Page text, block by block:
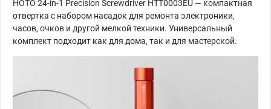
HOTO 24-in-1 Precision Screwdriver HTT0003EU — компактная
отвертка с набором насадок для ремонта электроники,
часов, очков и другой мелкой техники. Универсальный
комплект подходит как для дома, так и для мастерской.